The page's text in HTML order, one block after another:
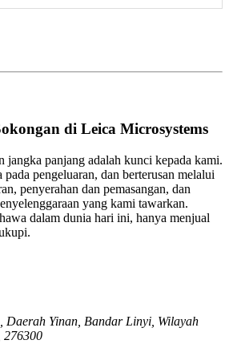
di Leica Microsystems
jangka panjang adalah kunci kepada kami.
pengeluaran, dan berterusan melalui
penyerahan dan pemasangan, dan
yang kami tawarkan.
dalam dunia hari ini, hanya menjual
Daerah Yinan, Bandar Linyi, Wilayah
276300